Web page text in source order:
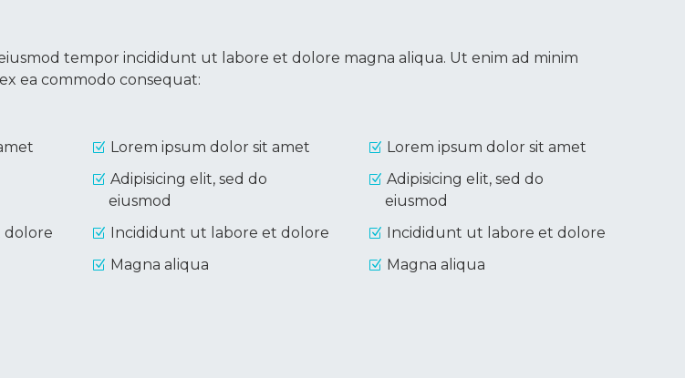
tempor incididunt ut labore et dolore magna aliqua. Ut enim ad minim
ea commodo consequat:
dolore
Lorem ipsum dolor sit amet
Adipisicing elit, sed do
eiusmod
Incididunt ut labore et dolore
Magna aliqua
Lorem ipsum dolor sit amet
Adipisicing elit, sed do
eiusmod
Incididunt ut labore et dolore
Magna aliqua